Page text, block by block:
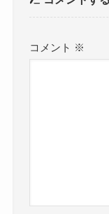
コメント ※